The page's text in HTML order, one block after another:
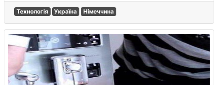
Технологія Україна Німеччина